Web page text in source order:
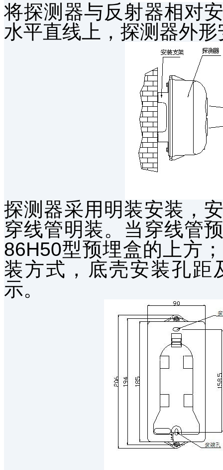
将探测器与反射器相对
水平直线上，探测器外
探测器采用明装安装，
穿线管明装。当穿线管
86H50型预埋盒的上方
装方式，底壳安装孔距
示。